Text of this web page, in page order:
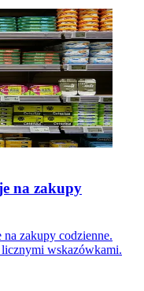
na zakupy
zakupy codzienne.
wskazówkami.